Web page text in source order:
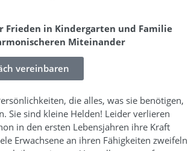
Frieden in Kindergarten und Familie
Miteinander
vereinbaren
die alles, was sie benötigen,
Sie sind kleine Helden! Leider verlieren
in den ersten Lebensjahren ihre Kraft
Erwachsene an ihren Fähigkeiten zweifeln